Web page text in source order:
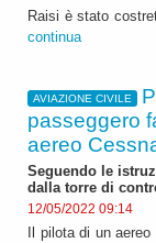
Raisi è stato
continua
AVIAZIONE CIVILE
passeggero
aereo
Seguendo le
dalla torre di
12/05/2022 09:14
Il pilota di un